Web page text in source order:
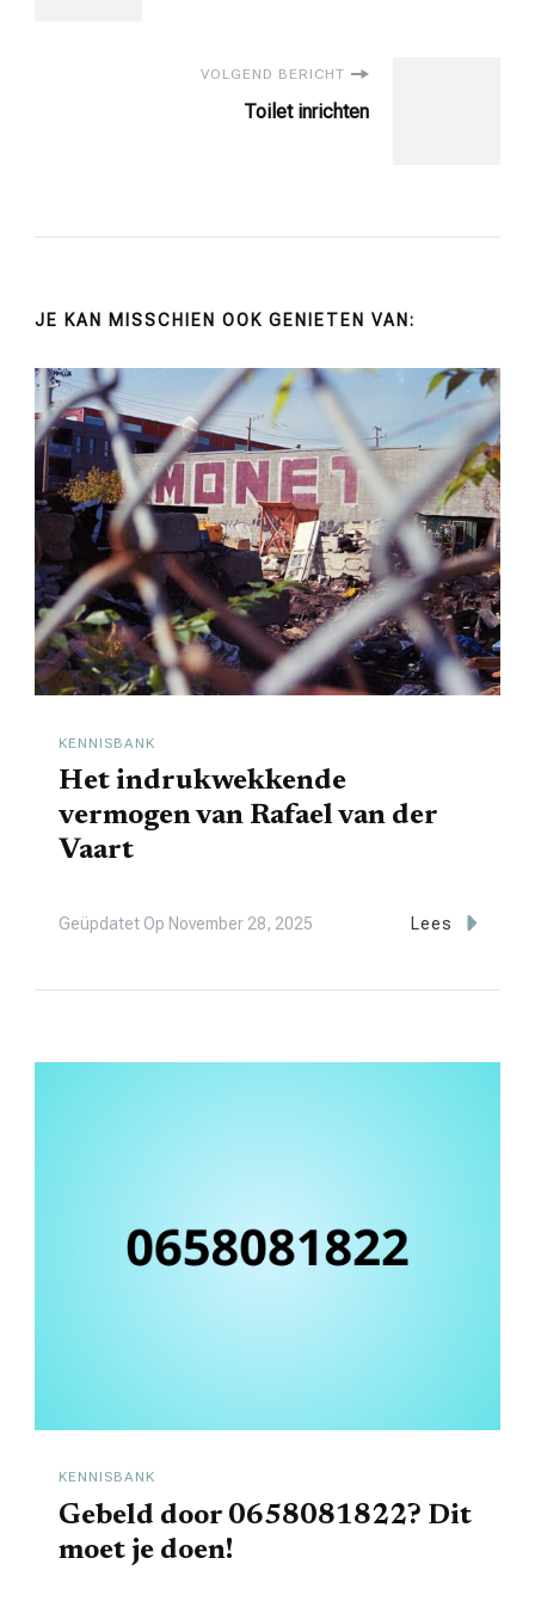
VOLGEND BERICHT
Toilet inrichten
JE KAN MISSCHIEN OOK GENIETEN VAN:
KENNISBANK
Het indrukwekkende
vermogen van Rafael van der
Vaart
Geüpdatet Op November 28, 2025 Lees
KENNISBANK
Gebeld door 0658081822? Dit
moet je doen!